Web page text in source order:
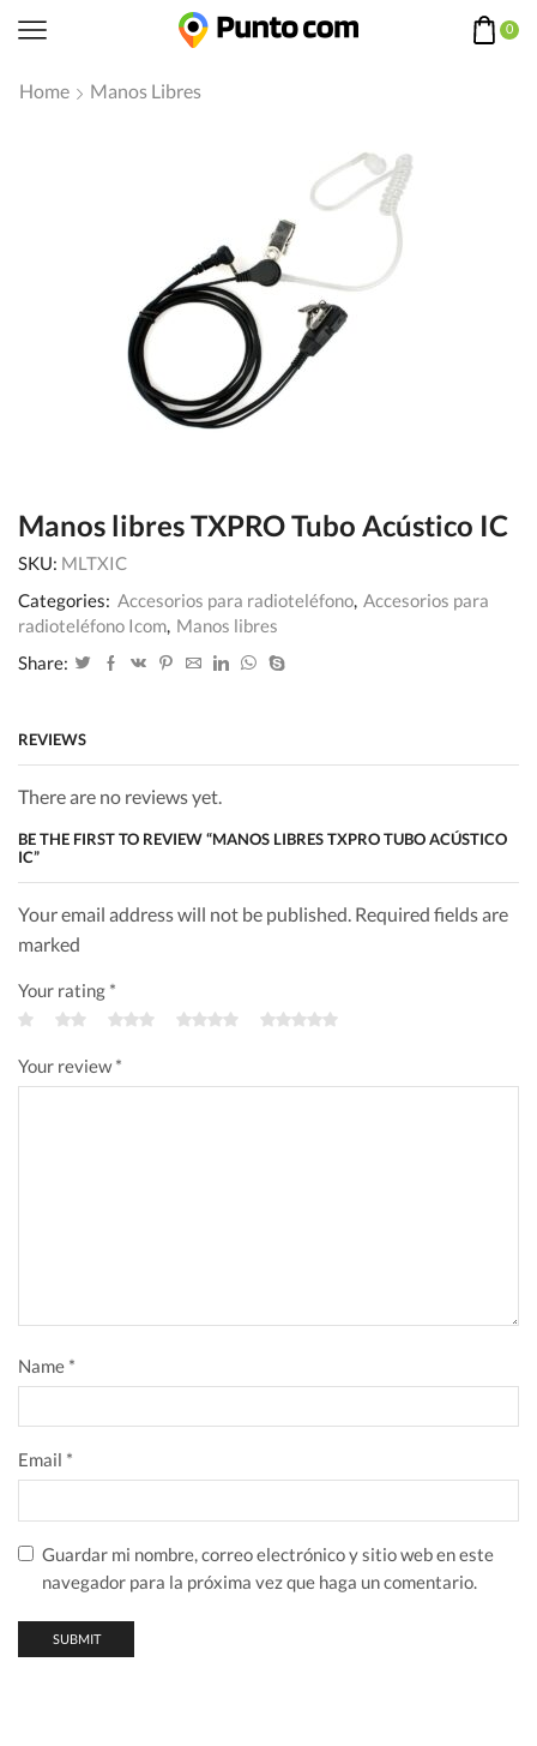
0
Home Manos Libres
Manos libres TXPRO Tubo Acústico IC
SKU: MLTXIC
Categories: Accesorios para radioteléfono, Accesorios para
radioteléfono Icom, Manos libres
Share:
REVIEWS
There are no reviews yet.
BE THE FIRST TO REVIEW “MANOS LIBRES TXPRO TUBO ACÚSTICO
IC”
Your email address will not be published. Required fields are
marked
Your rating *
Your review*
Name *
Email *
Guardar mi nombre, correo electrónico y sitio web en este
navegador para la próxima vez que haga un comentario.